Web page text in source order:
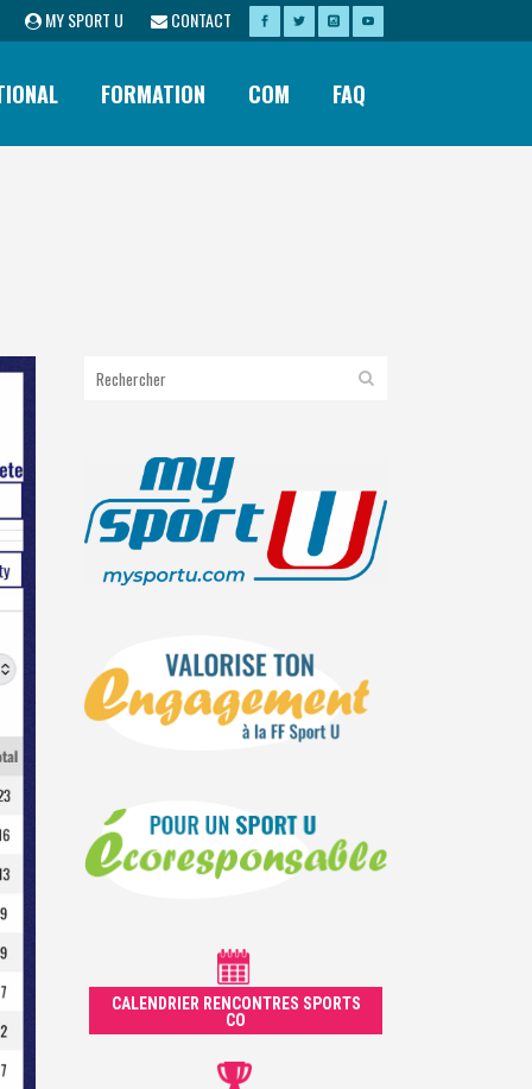
MY SPORT U CONTACT
FORMATION COM FAQ
CALENDRIER RENCONTRES SPORTS
CO